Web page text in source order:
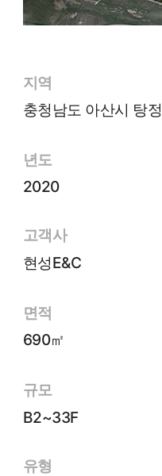
지역
충청남도 아산시 탕
년도
2020
고객사
현성E&C
면적
690㎡
규모
B2~33F
유형